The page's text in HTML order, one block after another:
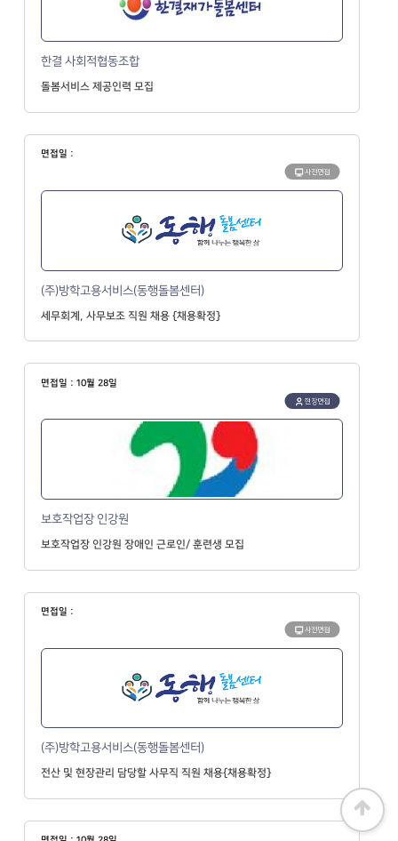
한결 사회적협동조합
돌봄서비스 제공인력 모집
면접일 :
사전면접
(주)방학고용서비스(동행돌봄센터)
세무회계, 사무보조 직원 채용 {채용확정}
면접일 : 10월 28일
현장면접
보호작업장 인강원
보호작업장 인강원 장애인 근로인/ 훈련생 모집
면접일 :
사전면접
(주)방학고용서비스(동행돌봄센터)
전산 및 현장관리 담당할 사무직 직원 채용{채용확정}